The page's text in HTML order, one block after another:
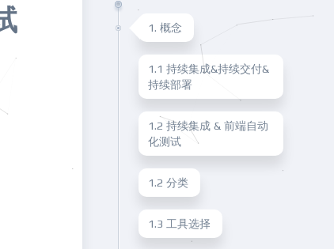
1. 概念
1.1 持续集成&持续交付&
持续部署
1.2 持续集成 & 前端自动
化测试
1.2 分类
1.3 工具选择